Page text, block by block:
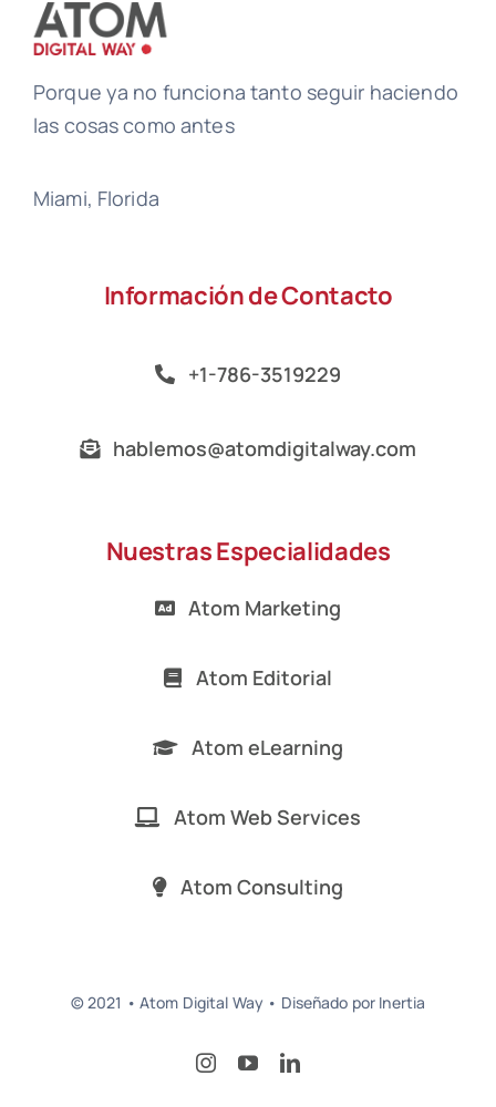
Porque ya no funciona tanto seguir haciendo
las cosas como antes
Miami, Florida
Información de Contacto
+1-786-3519229
hablemos@atomdigitalway.com
Nuestras Especialidades
Atom Marketing
Atom Editorial
Atom eLearning
Atom Web Services
Atom Consulting
© 2021 • Atom Digital Way • Diseñado por Inertia